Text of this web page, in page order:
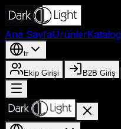
Ana SayfaÜrünlerKatalog
tr
Ekip Girişi B2B Giriş